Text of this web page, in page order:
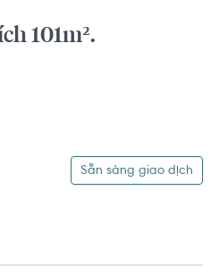
101m².
Sẵn sàng giao dịch